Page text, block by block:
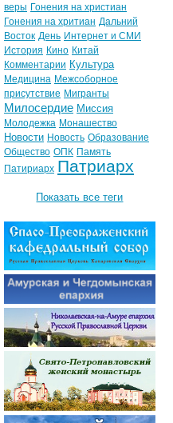
веры Гонения на христиан
Гонения на хритиан Дальний
Восток День Интернет и СМИ
История Кино Китай
Комментарии Культура
Медицина Межсоборное
присутствие Мигранты
Милосердие Миссия
Молодежка Монашество
Новости Новость Образование
Общество ОПК Память
Патириарх Патриарх
Показать все теги